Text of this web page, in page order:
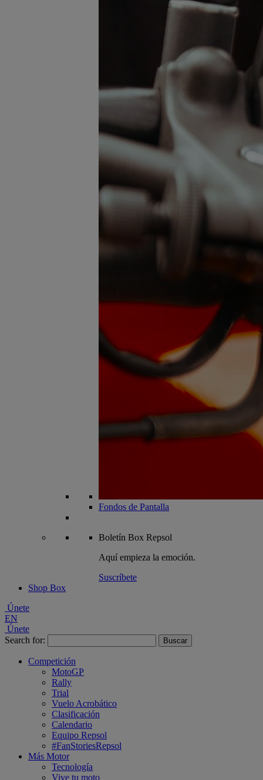
Fondos de Pantalla
Boletín Box Repsol
Aquí empieza la emoción.
Suscríbete
Shop Box
Únete
EN
Únete
Search for:
Competición
MotoGP
Rally
Trial
Vuelo Acrobático
Clasificación
Calendario
Equipo Repsol
#FanStoriesRepsol
Más Motor
Tecnología
Vive tu moto